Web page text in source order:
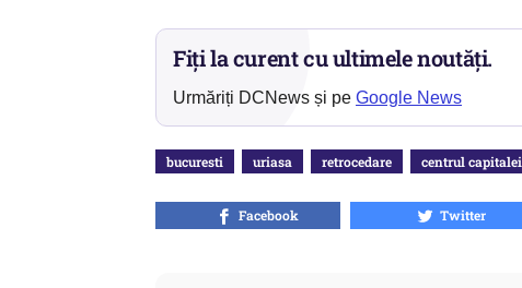
Fiți la curent cu ultimele noutăți.
Urmăriți DCNews și pe Google News
bucuresti uriasa retrocedare centrul capitalei
Facebook Twitter